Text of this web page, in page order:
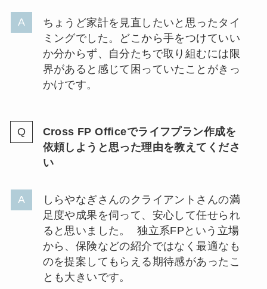
ちょうど家計を見直したいと思ったタイ
ミングでした。どこから手をつけていい
か分からず、自分たちで取り組むには限
界があると感じて困っていたことがきっ
かけです。
Cross FP Officeでライフプラン作成を
依頼しようと思った理由を教えてくださ
い
しらやなぎさんのクライアントさんの満
足度や成果を伺って、安心して任せられ
ると思いました。 独立系FPという立場
から、保険などの紹介ではなく最適なも
のを提案してもらえる期待感があったこ
とも大きいです。